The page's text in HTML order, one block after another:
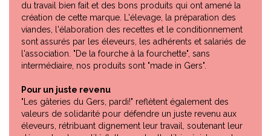
du travail bien fait et des bons produits qui ont amené la
création de cette marque. L'élevage, la préparation des
viandes, l'élaboration des recettes et le conditionnement
sont assurés par les éleveurs, les adhérents et salariés de
l'association. "De la fourche à la fourchette", sans
intermédiaire, nos produits sont "made in Gers".
Pour un juste revenu
"Les gâteries du Gers, pardi!" reflètent également des
valeurs de solidarité pour défendre un juste revenu aux
éleveurs, rétribuant dignement leur travail, soutenant leur